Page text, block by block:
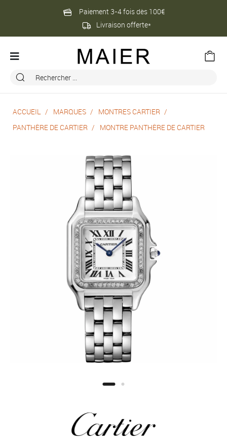
Paiement 3-4 fois dès 100€
Livraison offerte*
ACCUEIL MARQUES
MONTRES CARTIER
PANTHÈRE DE CARTIER
MONTRE PANTHÈRE DE CARTIER